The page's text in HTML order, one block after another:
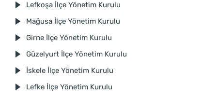
Lefkoşa İlçe Yönetim Kurulu
Mağusa İlçe Yönetim Kurulu
Girne İlçe Yönetim Kurulu
Güzelyurt İlçe Yönetim Kurulu
İskele İlçe Yönetim Kurulu
Lefke İlçe Yönetim Kurulu